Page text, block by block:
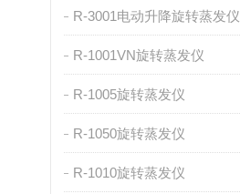
R-3001电动升降旋转蒸发仪
R-1001VN旋转蒸发仪
R-1005旋转蒸发仪
R-1050旋转蒸发仪
R-1010旋转蒸发仪